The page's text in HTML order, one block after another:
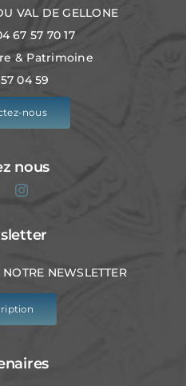
VAL DE GELLONE
67 57 70 17
& Patrimoine
04 59
nous
nous
NEWSLETTER